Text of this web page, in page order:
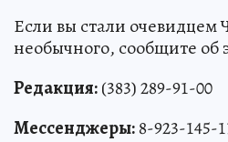
Если вы стали очевидцем
необычного, сообщите об
Редакция:(383) 289-91-00
Мессенджеры:8-923-145-